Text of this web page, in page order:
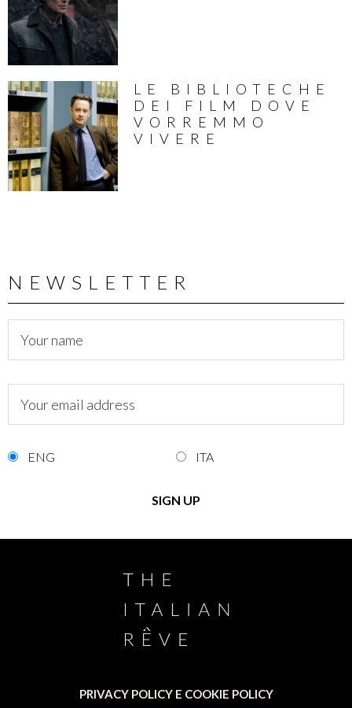
LE BIBLIOTECHE
DEI FILM DOVE
VORREMMO
VIVERE
NEWSLETTER
ENG ITA
PRIVACY POLICY E COOKIE POLICY